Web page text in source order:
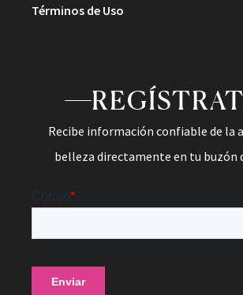
Términos de Uso
Recibe información confiable de la
belleza directamente en tu buzón